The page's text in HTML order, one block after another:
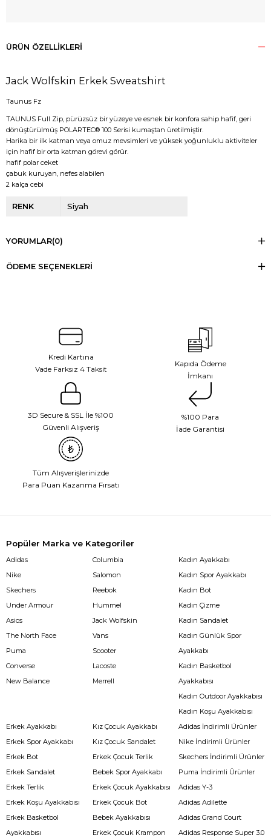
ÜRÜN ÖZELLIKLERI
Jack Wolfskin Erkek Sweatshirt
Taunus Fz
TAUNUS Full Zip, pürüzsüz bir yüzeye ve esnek bir konfora sahip hafif, geri
dönüştürülmüş POLARTEC® 100 Serisi kumaştan üretilmiştir.
Harika bir ilk katman veya omuz mevsimleri ve yüksek yoğunluklu aktiviteler
için hafif bir orta katman görevi görür.
hafif polar ceket
çabuk kuruyan, nefes alabilen
2 kalça cebi
RENK Siyah
YORUMLAR(0)
ÖDEME SEÇENEKLERI
Kredi Kartına
Vade Farksız 4 Taksit
Kapıda Ödeme
İmkanı
3D Secure & SSL İle %100
Güvenli Alışveriş
%100 Para
İade Garantisi
Tüm Alışverişlerinizde
Para Puan Kazanma Fırsatı
Popüler Marka ve Kategoriler
Adidas
Nike
Skechers
Under Armour
Asics
The North Face
Puma
Converse
New Balance
Columbia
Salomon
Reebok
Hummel
Jack Wolfskin
Vans
Scooter
Lacoste
Merrell
Kadın Ayakkabı
Kadın Spor Ayakkabı
Kadın Bot
Kadın Çizme
Kadın Sandalet
Kadın Günlük Spor
Ayakkabı
Kadın Basketbol
Ayakkabısı
Kadın Outdoor Ayakkabısı
Kadın Koşu Ayakkabısı
Erkek Ayakkabı
Erkek Spor Ayakkabı
Erkek Bot
Erkek Sandalet
Erkek Terlik
Erkek Koşu Ayakkabısı
Erkek Basketbol
Ayakkabısı
Kız Çocuk Ayakkabı
Kız Çocuk Sandalet
Erkek Çocuk Terlik
Bebek Spor Ayakkabı
Erkek Çocuk Ayakkabısı
Erkek Çocuk Bot
Bebek Ayakkabısı
Erkek Çocuk Krampon
Adidas İndirimli Ürünler
Nike İndirimli Ürünler
Skechers İndirimli Ürünler
Puma İndirimli Ürünler
Adidas Y-3
Adidas Adilette
Adidas Grand Court
Adidas Response Super 3.0